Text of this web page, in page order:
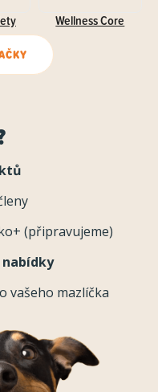
Wellness Core
(připravujeme)
nabídky
vašeho mazlíčka